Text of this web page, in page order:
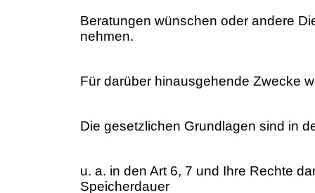
Beratungen wünschen oder andere
nehmen.
Für darüber hinausgehende Zwecke
Die gesetzlichen Grundlagen sind in
u. a. in den Art 6, 7 und Ihre Rechte
Speicherdauer